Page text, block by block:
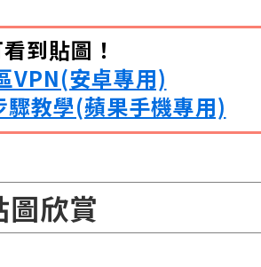
到貼圖！
VPN(安卓專用)
驟教學(蘋果手機專用)
欣賞